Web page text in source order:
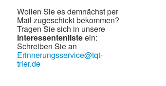
Wollen Sie es demnächst per
Mail zugeschickt bekommen?
Tragen Sie sich in unsere
Interessentenlisteein:
Schreiben Sie an
Erinnerungsservice@tqt-
trier.de